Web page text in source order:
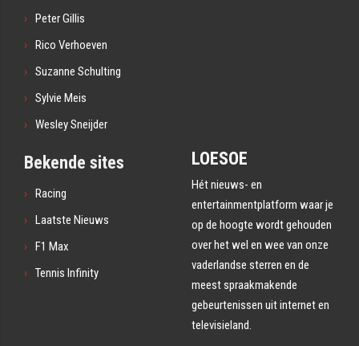
Peter Gillis
Rico Verhoeven
Suzanne Schulting
Sylvie Meis
Wesley Sneijder
Bekende sites
Racing
Laatste Nieuws
F1 Max
Tennis Infinity
LOESOE
Hét nieuws- en
entertainmentplatform waar je
op de hoogte wordt gehouden
over het wel en wee van onze
vaderlandse sterren en de
meest spraakmakende
gebeurtenissen uit internet en
televisieland.